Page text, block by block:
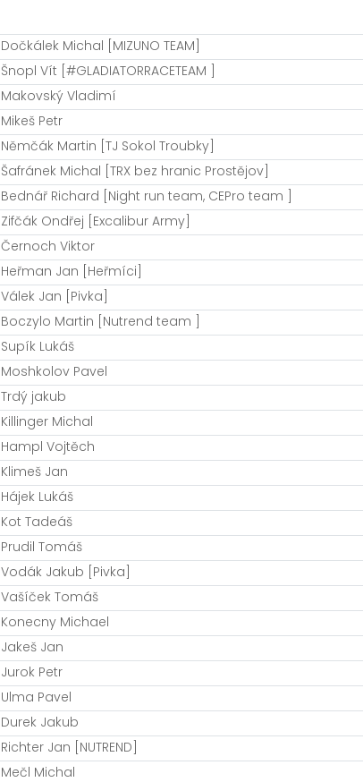
Dočkálek Michal [MIZUNO TEAM]
Šnopl Vít [#GLADIATORRACETEAM ]
Makovský Vladimí
Mikeš Petr
Němčák Martin [TJ Sokol Troubky]
Šafránek Michal [TRX bez hranic Prostějov]
Bednář Richard [Night run team, CEPro team ]
Zifčák Ondřej [Excalibur Army]
Černoch Viktor
Heřman Jan [Heřmíci]
Válek Jan [Pivka]
Boczylo Martin [Nutrend team ]
Supík Lukáš
Moshkolov Pavel
Trdý jakub
Killinger Michal
Hampl Vojtěch
Klimeš Jan
Hájek Lukáš
Kot Tadeáš
Prudil Tomáš
Vodák Jakub [Pivka]
Vašíček Tomáš
Konecny Michael
Jakeš Jan
Jurok Petr
Ulma Pavel
Durek Jakub
Richter Jan [NUTREND]
Mečl Michal